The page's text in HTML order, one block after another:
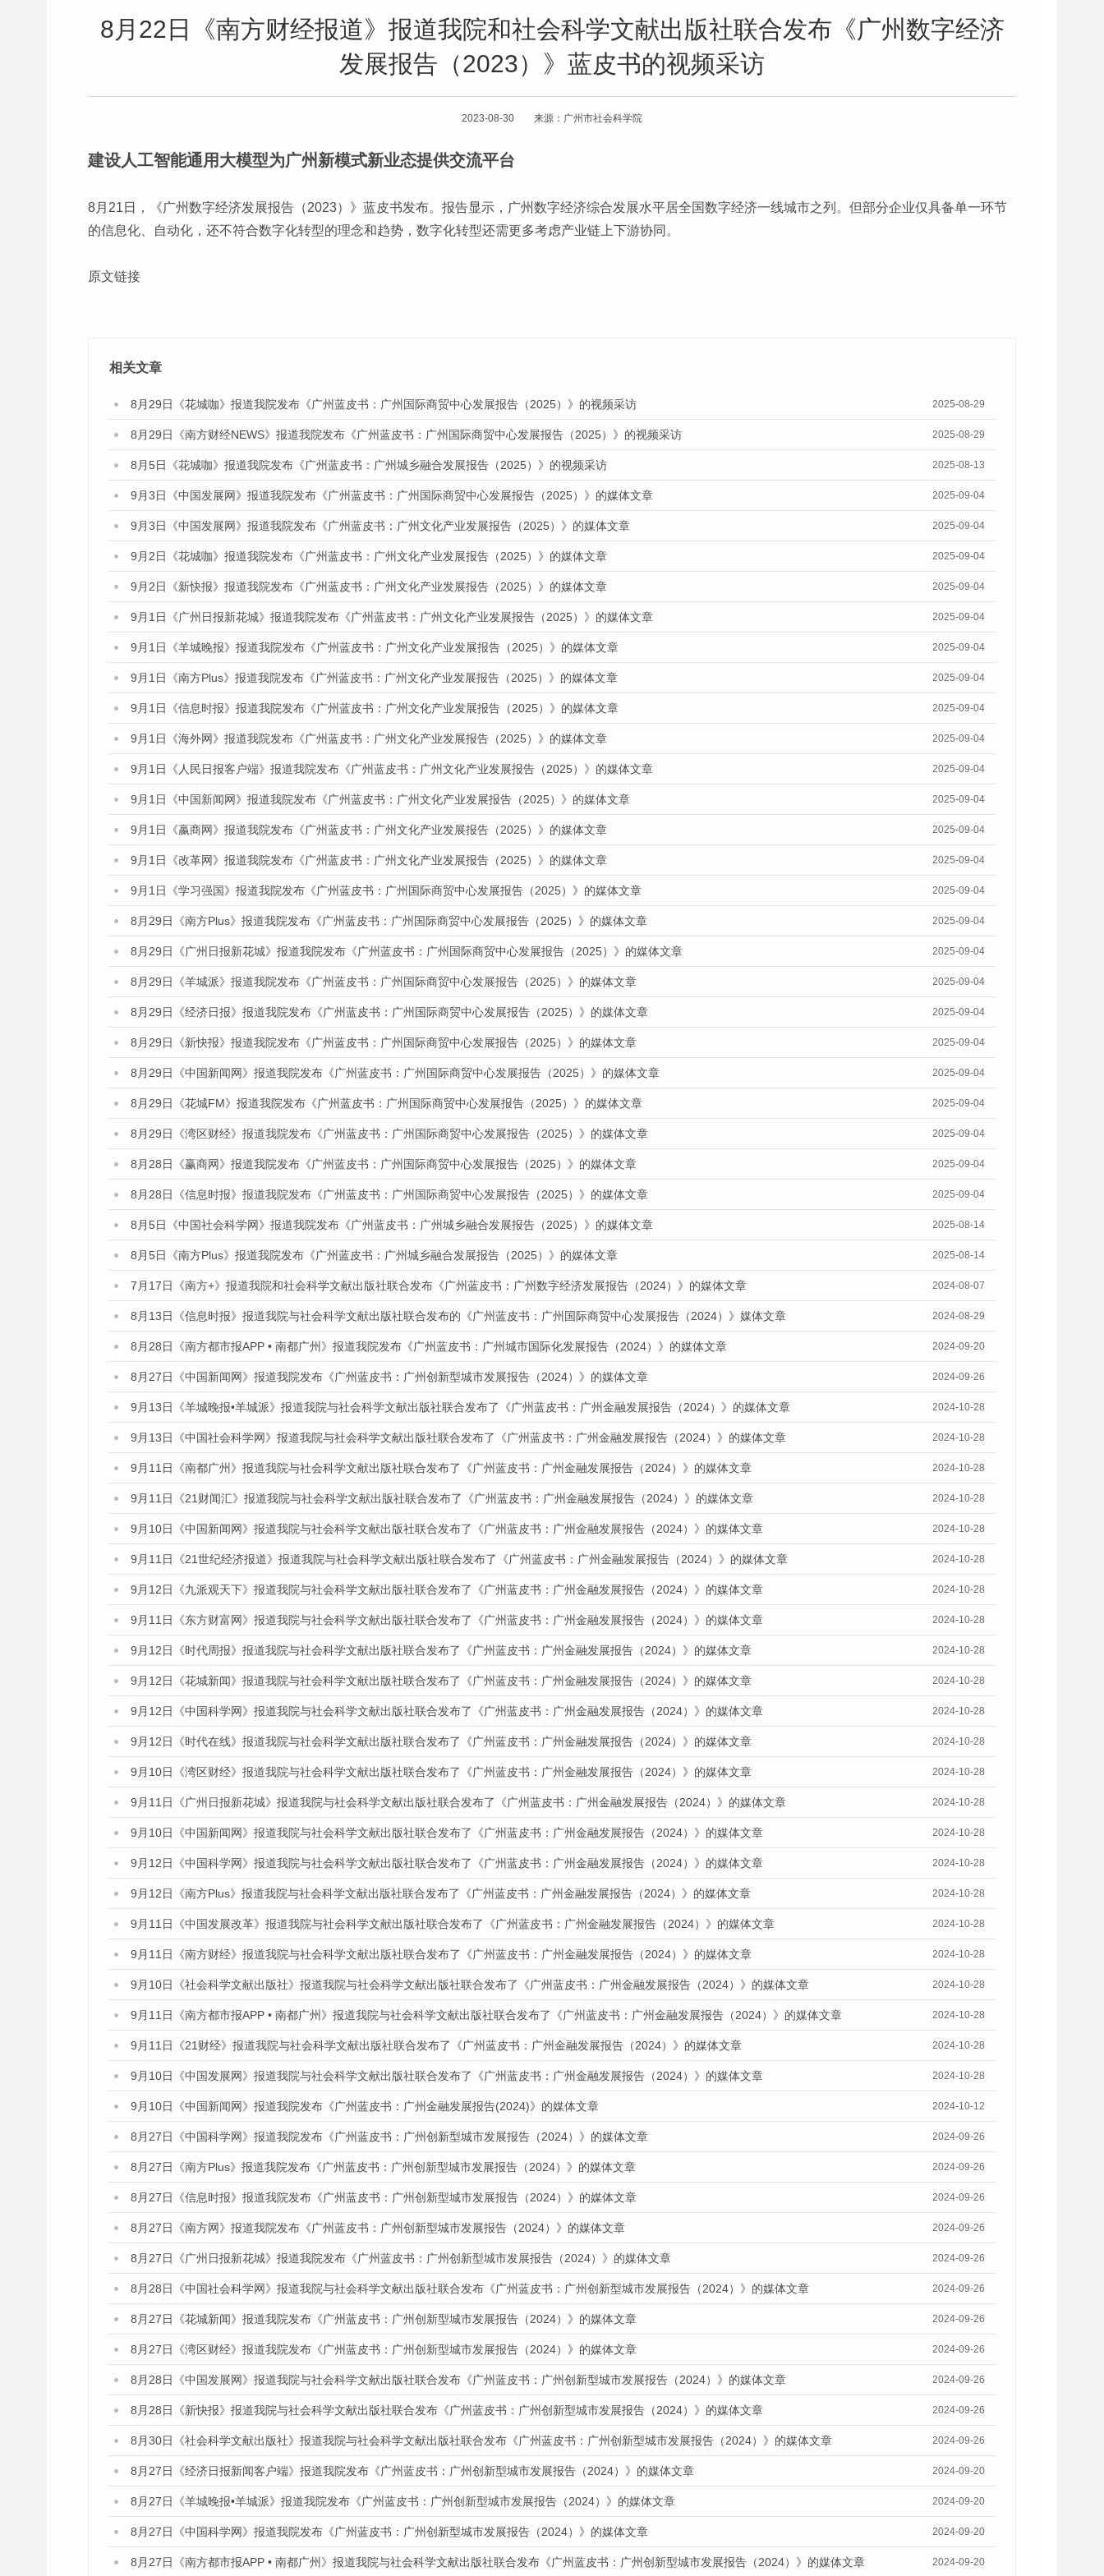
8月22日《南方财经报道》报道我院和社会科学文献出版社联合发布《广州数字经济
发展报告（2023）》蓝皮书的视频采访
2023-08-30 来源：广州市社会科学院
建设人工智能通用大模型为广州新模式新业态提供交流平台
8月21日，《广州数字经济发展报告（2023）》蓝皮书发布。报告显示，广州数字经济综合发展水平居全国数字经济一线城市之列。但部分企业仅具备单一环节
的信息化、自动化，还不符合数字化转型的理念和趋势，数字化转型还需更多考虑产业链上下游协同。
原文链接
相关文章
8月29日《花城咖》报道我院发布《广州蓝皮书：广州国际商贸中心发展报告（2025）》的视频采访 2025-08-29
8月29日《南方财经NEWS》报道我院发布《广州蓝皮书：广州国际商贸中心发展报告（2025）》的视频采访 2025-08-29
8月5日《花城咖》报道我院发布《广州蓝皮书：广州城乡融合发展报告（2025）》的视频采访 2025-08-13
9月3日《中国发展网》报道我院发布《广州蓝皮书：广州国际商贸中心发展报告（2025）》的媒体文章 2025-09-04
9月3日《中国发展网》报道我院发布《广州蓝皮书：广州文化产业发展报告（2025）》的媒体文章 2025-09-04
9月2日《花城咖》报道我院发布《广州蓝皮书：广州文化产业发展报告（2025）》的媒体文章 2025-09-04
9月2日《新快报》报道我院发布《广州蓝皮书：广州文化产业发展报告（2025）》的媒体文章 2025-09-04
9月1日《广州日报新花城》报道我院发布《广州蓝皮书：广州文化产业发展报告（2025）》的媒体文章 2025-09-04
9月1日《羊城晚报》报道我院发布《广州蓝皮书：广州文化产业发展报告（2025）》的媒体文章 2025-09-04
9月1日《南方Plus》报道我院发布《广州蓝皮书：广州文化产业发展报告（2025）》的媒体文章 2025-09-04
9月1日《信息时报》报道我院发布《广州蓝皮书：广州文化产业发展报告（2025）》的媒体文章 2025-09-04
9月1日《海外网》报道我院发布《广州蓝皮书：广州文化产业发展报告（2025）》的媒体文章 2025-09-04
9月1日《人民日报客户端》报道我院发布《广州蓝皮书：广州文化产业发展报告（2025）》的媒体文章 2025-09-04
9月1日《中国新闻网》报道我院发布《广州蓝皮书：广州文化产业发展报告（2025）》的媒体文章 2025-09-04
9月1日《嬴商网》报道我院发布《广州蓝皮书：广州文化产业发展报告（2025）》的媒体文章 2025-09-04
9月1日《改革网》报道我院发布《广州蓝皮书：广州文化产业发展报告（2025）》的媒体文章 2025-09-04
9月1日《学习强国》报道我院发布《广州蓝皮书：广州国际商贸中心发展报告（2025）》的媒体文章 2025-09-04
8月29日《南方Plus》报道我院发布《广州蓝皮书：广州国际商贸中心发展报告（2025）》的媒体文章 2025-09-04
8月29日《广州日报新花城》报道我院发布《广州蓝皮书：广州国际商贸中心发展报告（2025）》的媒体文章 2025-09-04
8月29日《羊城派》报道我院发布《广州蓝皮书：广州国际商贸中心发展报告（2025）》的媒体文章 2025-09-04
8月29日《经济日报》报道我院发布《广州蓝皮书：广州国际商贸中心发展报告（2025）》的媒体文章 2025-09-04
8月29日《新快报》报道我院发布《广州蓝皮书：广州国际商贸中心发展报告（2025）》的媒体文章 2025-09-04
8月29日《中国新闻网》报道我院发布《广州蓝皮书：广州国际商贸中心发展报告（2025）》的媒体文章 2025-09-04
8月29日《花城FM》报道我院发布《广州蓝皮书：广州国际商贸中心发展报告（2025）》的媒体文章 2025-09-04
8月29日《湾区财经》报道我院发布《广州蓝皮书：广州国际商贸中心发展报告（2025）》的媒体文章 2025-09-04
8月28日《赢商网》报道我院发布《广州蓝皮书：广州国际商贸中心发展报告（2025）》的媒体文章 2025-09-04
8月28日《信息时报》报道我院发布《广州蓝皮书：广州国际商贸中心发展报告（2025）》的媒体文章 2025-09-04
8月5日《中国社会科学网》报道我院发布《广州蓝皮书：广州城乡融合发展报告（2025）》的媒体文章 2025-08-14
8月5日《南方Plus》报道我院发布《广州蓝皮书：广州城乡融合发展报告（2025）》的媒体文章 2025-08-14
7月17日《南方+》报道我院和社会科学文献出版社联合发布《广州蓝皮书：广州数字经济发展报告（2024）》的媒体文章 2024-08-07
8月13日《信息时报》报道我院与社会科学文献出版社联合发布的《广州蓝皮书：广州国际商贸中心发展报告（2024）》媒体文章 2024-08-29
8月28日《南方都市报APP • 南都广州》报道我院发布《广州蓝皮书：广州城市国际化发展报告（2024）》的媒体文章 2024-09-20
8月27日《中国新闻网》报道我院发布《广州蓝皮书：广州创新型城市发展报告（2024）》的媒体文章 2024-09-26
9月13日《羊城晚报•羊城派》报道我院与社会科学文献出版社联合发布了《广州蓝皮书：广州金融发展报告（2024）》的媒体文章 2024-10-28
9月13日《中国社会科学网》报道我院与社会科学文献出版社联合发布了《广州蓝皮书：广州金融发展报告（2024）》的媒体文章 2024-10-28
9月11日《南都广州》报道我院与社会科学文献出版社联合发布了《广州蓝皮书：广州金融发展报告（2024）》的媒体文章 2024-10-28
9月11日《21财闻汇》报道我院与社会科学文献出版社联合发布了《广州蓝皮书：广州金融发展报告（2024）》的媒体文章 2024-10-28
9月10日《中国新闻网》报道我院与社会科学文献出版社联合发布了《广州蓝皮书：广州金融发展报告（2024）》的媒体文章 2024-10-28
9月11日《21世纪经济报道》报道我院与社会科学文献出版社联合发布了《广州蓝皮书：广州金融发展报告（2024）》的媒体文章 2024-10-28
9月12日《九派观天下》报道我院与社会科学文献出版社联合发布了《广州蓝皮书：广州金融发展报告（2024）》的媒体文章 2024-10-28
9月11日《东方财富网》报道我院与社会科学文献出版社联合发布了《广州蓝皮书：广州金融发展报告（2024）》的媒体文章 2024-10-28
9月12日《时代周报》报道我院与社会科学文献出版社联合发布了《广州蓝皮书：广州金融发展报告（2024）》的媒体文章 2024-10-28
9月12日《花城新闻》报道我院与社会科学文献出版社联合发布了《广州蓝皮书：广州金融发展报告（2024）》的媒体文章 2024-10-28
9月12日《中国科学网》报道我院与社会科学文献出版社联合发布了《广州蓝皮书：广州金融发展报告（2024）》的媒体文章 2024-10-28
9月12日《时代在线》报道我院与社会科学文献出版社联合发布了《广州蓝皮书：广州金融发展报告（2024）》的媒体文章 2024-10-28
9月10日《湾区财经》报道我院与社会科学文献出版社联合发布了《广州蓝皮书：广州金融发展报告（2024）》的媒体文章 2024-10-28
9月11日《广州日报新花城》报道我院与社会科学文献出版社联合发布了《广州蓝皮书：广州金融发展报告（2024）》的媒体文章 2024-10-28
9月10日《中国新闻网》报道我院与社会科学文献出版社联合发布了《广州蓝皮书：广州金融发展报告（2024）》的媒体文章 2024-10-28
9月12日《中国科学网》报道我院与社会科学文献出版社联合发布了《广州蓝皮书：广州金融发展报告（2024）》的媒体文章 2024-10-28
9月12日《南方Plus》报道我院与社会科学文献出版社联合发布了《广州蓝皮书：广州金融发展报告（2024）》的媒体文章 2024-10-28
9月11日《中国发展改革》报道我院与社会科学文献出版社联合发布了《广州蓝皮书：广州金融发展报告（2024）》的媒体文章 2024-10-28
9月11日《南方财经》报道我院与社会科学文献出版社联合发布了《广州蓝皮书：广州金融发展报告（2024）》的媒体文章 2024-10-28
9月10日《社会科学文献出版社》报道我院与社会科学文献出版社联合发布了《广州蓝皮书：广州金融发展报告（2024）》的媒体文章 2024-10-28
9月11日《南方都市报APP • 南都广州》报道我院与社会科学文献出版社联合发布了《广州蓝皮书：广州金融发展报告（2024）》的媒体文章 2024-10-28
9月11日《21财经》报道我院与社会科学文献出版社联合发布了《广州蓝皮书：广州金融发展报告（2024）》的媒体文章 2024-10-28
9月10日《中国发展网》报道我院与社会科学文献出版社联合发布了《广州蓝皮书：广州金融发展报告（2024）》的媒体文章 2024-10-28
9月10日《中国新闻网》报道我院发布《广州蓝皮书：广州金融发展报告(2024)》的媒体文章 2024-10-12
8月27日《中国科学网》报道我院发布《广州蓝皮书：广州创新型城市发展报告（2024）》的媒体文章 2024-09-26
8月27日《南方Plus》报道我院发布《广州蓝皮书：广州创新型城市发展报告（2024）》的媒体文章 2024-09-26
8月27日《信息时报》报道我院发布《广州蓝皮书：广州创新型城市发展报告（2024）》的媒体文章 2024-09-26
8月27日《南方网》报道我院发布《广州蓝皮书：广州创新型城市发展报告（2024）》的媒体文章 2024-09-26
8月27日《广州日报新花城》报道我院发布《广州蓝皮书：广州创新型城市发展报告（2024）》的媒体文章 2024-09-26
8月28日《中国社会科学网》报道我院与社会科学文献出版社联合发布《广州蓝皮书：广州创新型城市发展报告（2024）》的媒体文章 2024-09-26
8月27日《花城新闻》报道我院发布《广州蓝皮书：广州创新型城市发展报告（2024）》的媒体文章 2024-09-26
8月27日《湾区财经》报道我院发布《广州蓝皮书：广州创新型城市发展报告（2024）》的媒体文章 2024-09-26
8月28日《中国发展网》报道我院与社会科学文献出版社联合发布《广州蓝皮书：广州创新型城市发展报告（2024）》的媒体文章 2024-09-26
8月28日《新快报》报道我院与社会科学文献出版社联合发布《广州蓝皮书：广州创新型城市发展报告（2024）》的媒体文章 2024-09-26
8月30日《社会科学文献出版社》报道我院与社会科学文献出版社联合发布《广州蓝皮书：广州创新型城市发展报告（2024）》的媒体文章 2024-09-26
8月27日《经济日报新闻客户端》报道我院发布《广州蓝皮书：广州创新型城市发展报告（2024）》的媒体文章 2024-09-20
8月27日《羊城晚报•羊城派》报道我院发布《广州蓝皮书：广州创新型城市发展报告（2024）》的媒体文章 2024-09-20
8月27日《中国科学网》报道我院发布《广州蓝皮书：广州创新型城市发展报告（2024）》的媒体文章 2024-09-20
8月27日《南方都市报APP • 南都广州》报道我院与社会科学文献出版社联合发布《广州蓝皮书：广州创新型城市发展报告（2024）》的媒体文章 2024-09-20